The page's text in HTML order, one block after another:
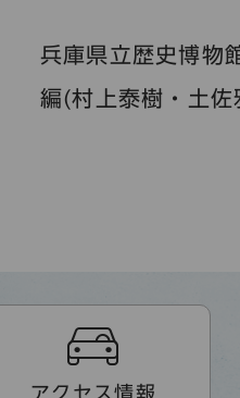
兵庫県立歴史博物
編(村上泰樹・土佐
アクセス情報